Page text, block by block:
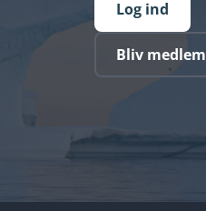
Log ind
Bliv medlem